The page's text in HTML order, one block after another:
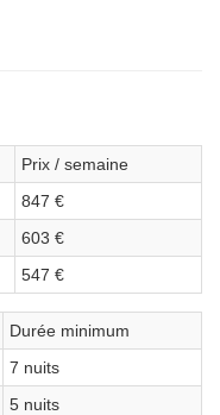
Prix / semaine
847 €
603 €
547 €
Durée minimum
7 nuits
5 nuits